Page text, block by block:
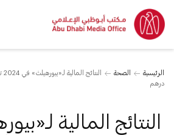
الرئيسية الصحة
درهم
النتائج المالية